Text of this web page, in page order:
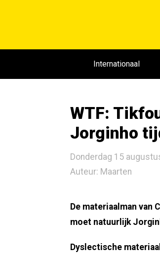
Internationaal
WTF:
Jorginho
Donderdag 15
Auteur: Maarten
De materiaalman van
moet natuurlijk
Dyslectische